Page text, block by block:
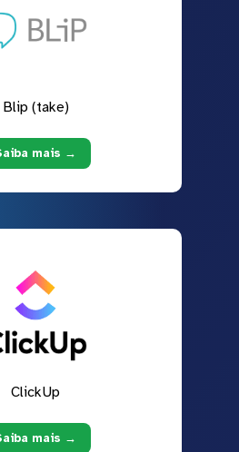
Blip (take)
mais →
ClickUp
mais →